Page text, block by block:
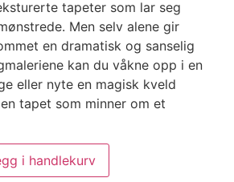
tapeter som lar seg
Men selv alene gir
en dramatisk og sanselig
kan du våkne opp i en
eller nyte en magisk kveld
tapet som minner om et
i handlekurv